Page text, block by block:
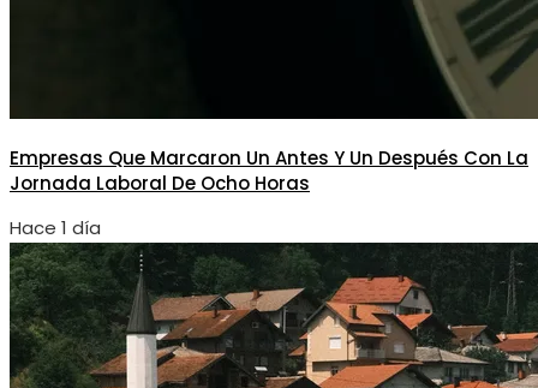
Empresas Que Marcaron Un Antes Y Un Después Con La
Jornada Laboral De Ocho Horas
Hace 1 día